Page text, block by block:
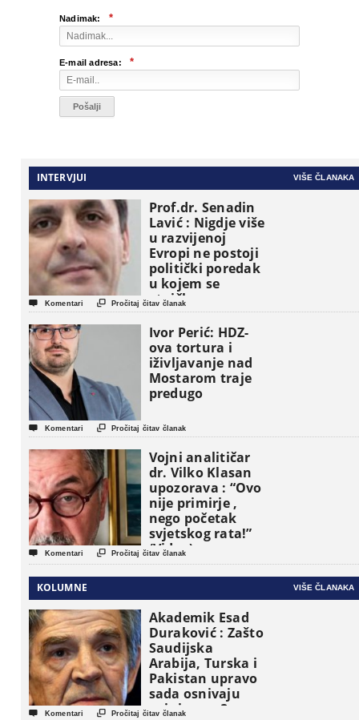
Nadimak: *
E-mail adresa: *
INTERVJUI VIŠE ČLANAKA
Prof.dr. Senadin
Lavić : Nigdje više
u razvijenoj
Evropi ne postoji
politički poredak
u kojem se
etničke grupe
pojavljuju kao
osnovne
političke jedinice
 Komentari  Pročitaj čitav članak
Ivor Perić: HDZ-
ova tortura i
iživljavanje nad
Mostarom traje
predugo
 Komentari  Pročitaj čitav članak
Vojni analitičar
dr. Vilko Klasan
upozorava : “Ovo
nije primirje ,
nego početak
svjetskog rata!”
(Video)
 Komentari  Pročitaj čitav članak
KOLUMNE VIŠE ČLANAKA
Akademik Esad
Duraković : Zašto
Saudijska
Arabija, Turska i
Pakistan upravo
sada osnivaju
vojni savez?
 Komentari  Pročitaj čitav članak